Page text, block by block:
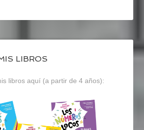
LIBROS
libros aquí (a partir de 4 años):